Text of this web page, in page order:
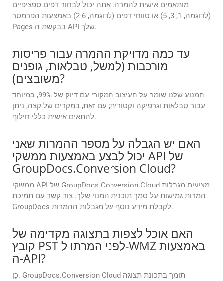
מותאמים אישית להמרה. אתה יכול לבחור דפים ספציפיים
(לדוגמה, 1, 3, 5) או טווחי דפים (לדוגמה, 2-6) באמצעות הפרמטר
Pages בבקשת ה-API שלך.
עד כמה מדויקת ההמרה עבור פריסות
מורכבות (למשל, טבלאות, גופנים
משובצים)?
המנוע שלנו שומר על העיצוב המקורי עם דיוק של 99%, במיוחד
עבור טבלאות וגרפיקה וקטורית; עם זאת, במקרים של קצה, ניתן
להתאים אישית כללי חילוף.
האם יש הגבלה על מספר ההמרות שאני
יכול לבצע באמצעות ממשקי API של
GroupDocs.Conversion Cloud?
ממשקי API של GroupDocs.Conversion Cloud מציעים מגבלות
המרות גמישות על סמך תוכנית המנוי שלך. צור קשר עם תמיכת
GroupDocs לקבלת מידע נוסף על מגבלות ההמרות.
האם אוכל לצפות בתצוגה מקדימה של
קובץ PST לפני המרתו ל-WMZ באמצעות
ה-API?
כֵּן. GroupDocs.Conversion Cloud תומך בתכונת תצוגה